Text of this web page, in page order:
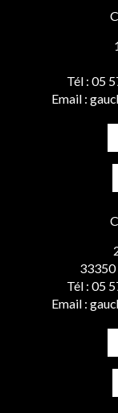
Tél : 05
Email :
Tél : 05
Email :